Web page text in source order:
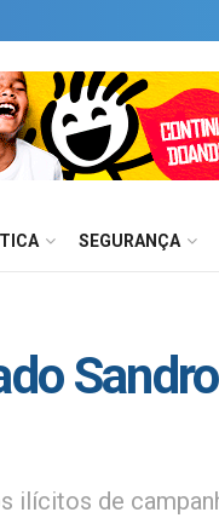
SEGURANÇA
Sandro
ilícitos de